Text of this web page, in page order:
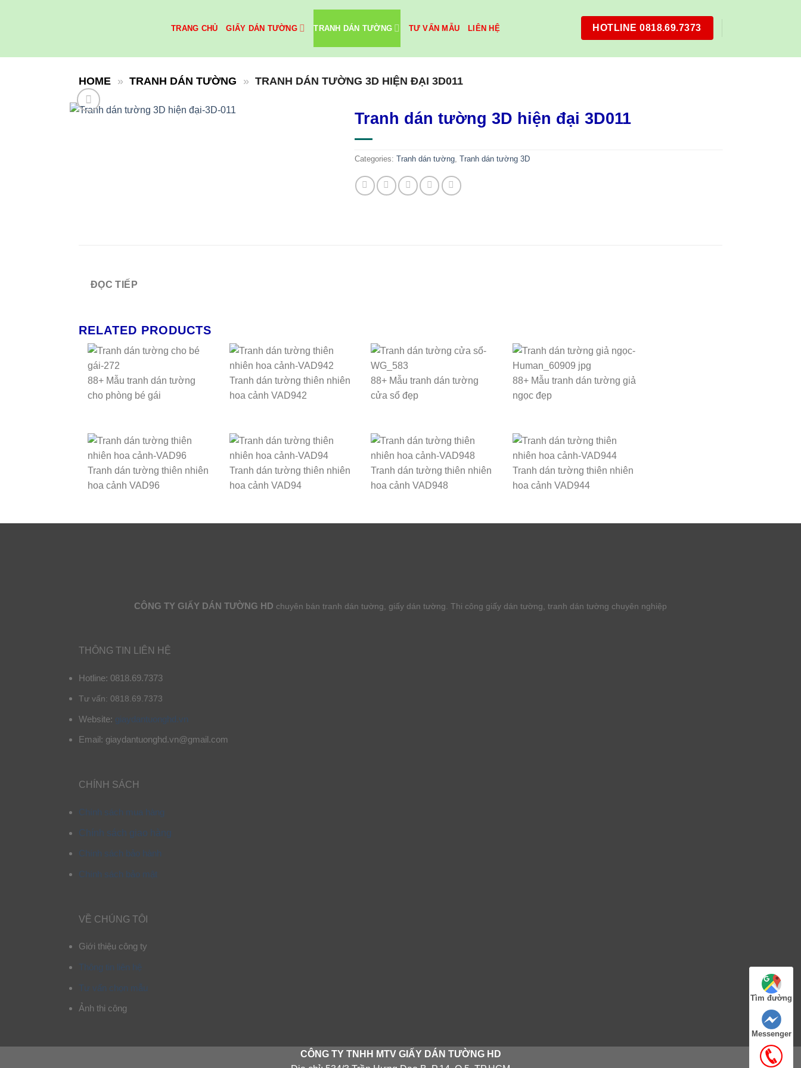
TRANG CHỦ GIẤY DÁN TƯỜNG TRANH DÁN TƯỜNG TƯ VẤN MẪU LIÊN HỆ HOTLINE 0818.69.7373
HOME » TRANH DÁN TƯỜNG » TRANH DÁN TƯỜNG 3D HIỆN ĐẠI 3D011
Tranh dán tường 3D hiện đại 3D011
Categories: Tranh dán tường, Tranh dán tường 3D
ĐỌC TIẾP
RELATED PRODUCTS
88+ Mẫu tranh dán tường
cho phòng bé gái
Tranh dán tường thiên nhiên
hoa cảnh VAD942
88+ Mẫu tranh dán tường
cửa sổ đẹp
88+ Mẫu tranh dán tường giả
ngọc đẹp
Tranh dán tường thiên nhiên
hoa cảnh VAD96
Tranh dán tường thiên nhiên
hoa cảnh VAD94
Tranh dán tường thiên nhiên
hoa cảnh VAD948
Tranh dán tường thiên nhiên
hoa cảnh VAD944
CÔNG TY GIẤY DÁN TƯỜNG HD chuyên bán tranh dán tường, giấy dán tường. Thi công giấy dán tường, tranh dán tường chuyên nghiệp
THÔNG TIN LIÊN HỆ
Hotline: 0818.69.7373
Tư vấn: 0818.69.7373
Website: giaydantuonghd.vn
Email: giaydantuonghd.vn@gmail.com
CHÍNH SÁCH
Chính sách mua hàng
Chính sách giao hàng
Chính sách bảo hành
Chính sách bảo mật
VỀ CHÚNG TÔI
Giới thiệu công ty
Thông tin liên hệ
Tư vấn chọn mẫu
Ảnh thi công
CÔNG TY TNHH MTV GIẤY DÁN TƯỜNG HD
Tìm đường
Messenger